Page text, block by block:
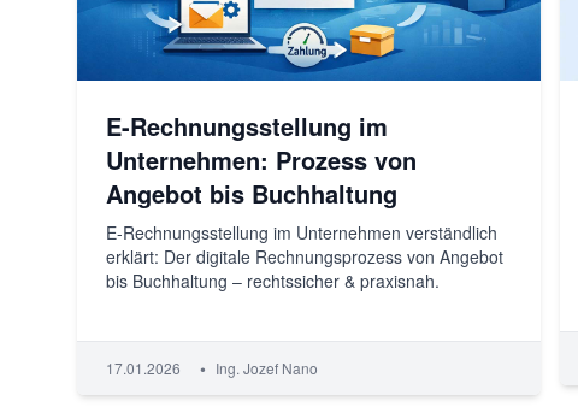
E-Rechnungsstellung im
Unternehmen: Prozess von
Angebot bis Buchhaltung
E-Rechnungsstellung im Unternehmen verständlich
erklärt: Der digitale Rechnungsprozess von Angebot
bis Buchhaltung – rechtssicher & praxisnah.
17.01.2026 • Ing. Jozef Nano